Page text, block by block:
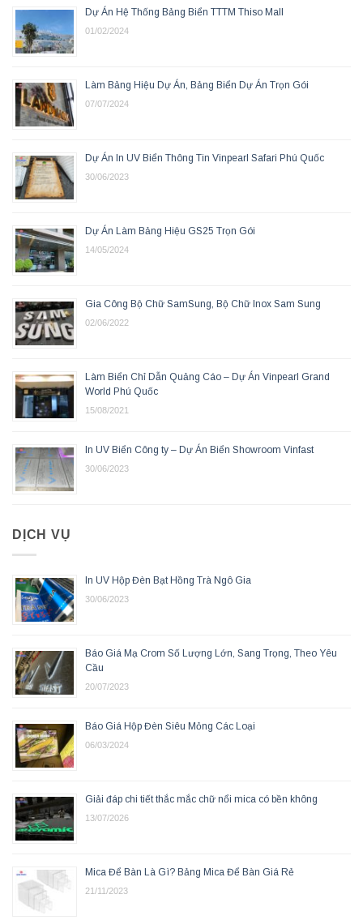
Dự Án Hệ Thống Bảng Biển TTTM Thiso Mall
01/02/2024
Làm Bảng Hiệu Dự Án, Bảng Biển Dự Án Trọn Gói
07/07/2024
Dự Án In UV Biển Thông Tin Vinpearl Safari Phú Quốc
30/06/2023
Dự Án Làm Bảng Hiệu GS25 Trọn Gói
14/05/2024
Gia Công Bộ Chữ SamSung, Bộ Chữ Inox Sam Sung
02/06/2022
Làm Biển Chỉ Dẫn Quảng Cáo – Dự Án Vinpearl Grand
World Phú Quốc
15/08/2021
In UV Biển Công ty – Dự Án Biển Showroom Vinfast
30/06/2023
DỊCH VỤ
In UV Hộp Đèn Bạt Hồng Trà Ngô Gia
30/06/2023
Báo Giá Mạ Crom Số Lượng Lớn, Sang Trọng, Theo Yêu
Cầu
20/07/2023
Báo Giá Hộp Đèn Siêu Mỏng Các Loại
06/03/2024
Giải đáp chi tiết thắc mắc chữ nổi mica có bền không
13/07/2026
Mica Để Bàn Là Gì? Bảng Mica Để Bàn Giá Rẻ
21/11/2023